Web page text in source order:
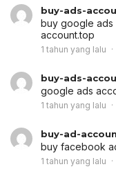
buy-ads-
buy google
account.top
1 tahun yang lalu
buy-ads-
google ads
1 tahun yang lalu
buy-ad-
buy facebook
1 tahun yang lalu